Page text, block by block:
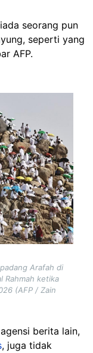
seorang pun
seperti yang
AFP.
Arafah di
Rahmah ketika
(AFP / Zain
berita lain,
, juga tidak